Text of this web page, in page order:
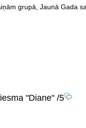
grupā, Jaunā Gada
"Diane"/5